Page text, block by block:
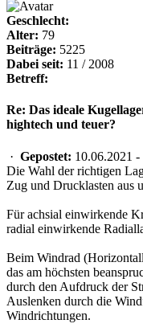
Geschlecht:
Alter: 79
Beiträge: 5225
Dabei seit: 11 / 2008
Betreff:
Re: Das ideale
hightech und teuer?
· Gepostet: 10.06.2021
Die Wahl der richtigen
Zug und Drucklasten aus
Für achsial einwirkende
radial einwirkende
Beim Windrad
das am höchsten
durch den Aufdruck der
Auslenken durch die
Windrichtungen.